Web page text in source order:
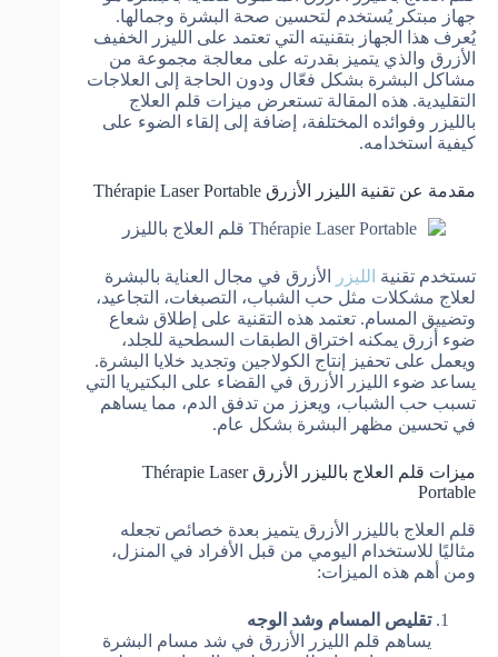
جهاز مبتكر يُستخدم لتحسين صحة البشرة وجمالها.
يُعرف هذا الجهاز بتقنيته التي تعتمد على الليزر الخفيف
الأزرق والذي يتميز بقدرته على معالجة مجموعة من
مشاكل البشرة بشكل فعّال ودون الحاجة إلى العلاجات
التقليدية. هذه المقالة تستعرض ميزات قلم العلاج
بالليزر وفوائده المختلفة، إضافة إلى إلقاء الضوء على
كيفية استخدامه.
مقدمة عن تقنية الليزر الأزرق Thérapie Laser Portable
تستخدم تقنية الليزر
الأزرق في مجال العناية بالبشرة
لعلاج مشكلات مثل حب الشباب، التصبغات، التجاعيد،
وتضييق المسام. تعتمد هذه التقنية على إطلاق شعاع
ضوء أزرق يمكنه اختراق الطبقات السطحية للجلد،
ويعمل على تحفيز إنتاج الكولاجين وتجديد خلايا البشرة.
يساعد ضوء الليزر الأزرق في القضاء على البكتيريا التي
تسبب حب الشباب، ويعزز من تدفق الدم، مما يساهم
في تحسين مظهر البشرة بشكل عام.
ميزات قلم العلاج بالليزر الأزرق Thérapie Laser
Portable
قلم العلاج بالليزر الأزرق يتميز بعدة خصائص تجعله
مثاليًا للاستخدام اليومي من قبل الأفراد في المنزل،
ومن أهم هذه الميزات:
تقليص المسام وشد الوجه
يساهم قلم الليزر الأزرق في شد مسام البشرة